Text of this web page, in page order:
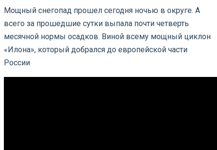
Мощный снегопад прошел сегодня ночью в округе. А
всего за прошедшие сутки выпала почти четверть
месячной нормы осадков. Виной всему мощный циклон
«Илона», который добрался до европейской части
России